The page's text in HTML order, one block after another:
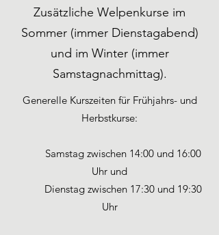
Zusätzliche Welpenkurse im
Sommer (immer Dienstagabend)
und im Winter (immer
Samstagnachmittag).
Generelle Kurszeiten für Frühjahrs- und
Herbstkurse:
Samstag zwischen 14:00 und 16:00
Uhr und
Dienstag zwischen 17:30 und 19:30
Uhr